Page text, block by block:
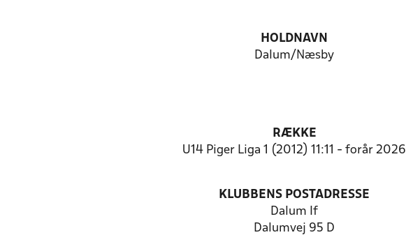
HOLDNAVN
Dalum/Næsby
RÆKKE
U14 Piger Liga 1 (2012) 11:11 - forår 2026
KLUBBENS POSTADRESSE
Dalum If
Dalumvej 95 D